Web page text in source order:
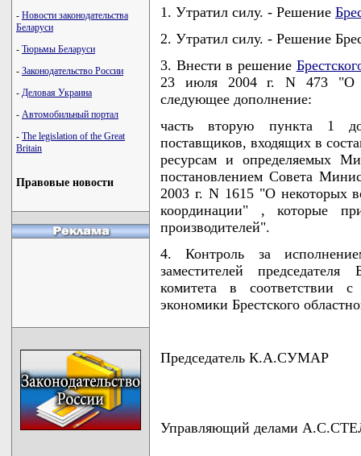
- Новости законодательства
Беларуси
- Тюрьмы Беларуси
- Законодательство России
- Деловая Украина
- Автомобильный портал
- The legislation of the Great
Britain
Правовые новости
1. Утратил силу. - Решение
2. Утратил силу. - Решение
3. Внести в решение
23 июля 2004 г. N 473 "О
следующее дополнение:
часть вторую пункта 1
поставщиков, входящих в
ресурсам и определяемых
постановлением Совета
2003 г. N 1615 "О некоторых
координации" , которые
производителей".
4. Контроль за
заместителей председателя
комитета в соответствии с
экономики Брестского
Председатель К.А.СУМАР
Управляющий делами